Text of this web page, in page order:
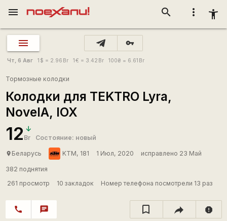
more_vert accessibility_new
search
menu
vpn_key
Чт, 6 Авг 1 $ = 2.96 Br 1€ = 3.42 Br 100₴ = 6.61 Br
Тормозные колодки
Колодки для TEKTRO Lyra,
NovelA, IOX
12 Br Состояние: новый
place Беларусь KTM, 181 1 Июл, 2020 исправлено 23 Май
382 поднятия
261 просмотр
10 закладок Номер телефона посмотрели 13 раз
call chat report